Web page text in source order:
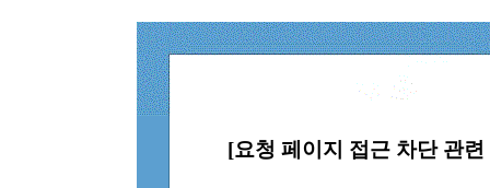
[요청 페이지 접근 차단 관